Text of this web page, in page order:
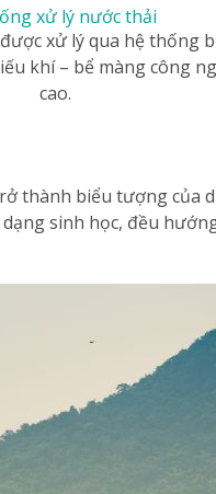
xử lý nước thải
xử lý qua hệ thống
khí – bể màng công
cao.
thành biểu tượng của
sinh học, đều